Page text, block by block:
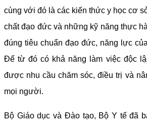
cùng với đó là các kiến thức y học cơ
chất đạo đức và những kỹ năng thực
đúng tiêu chuẩn đạo đức, năng lực
Để từ đó có khả năng làm việc độc
được nhu cầu chăm sóc, điều trị và
mọi người.
Bộ Giáo dục và Đào tạo, Bộ Y tế đã